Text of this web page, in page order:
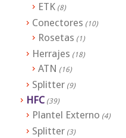
ETK (8)
Conectores (10)
Rosetas (1)
Herrajes (18)
ATN (16)
Splitter (9)
HFC (39)
Plantel Externo (4)
Splitter (3)